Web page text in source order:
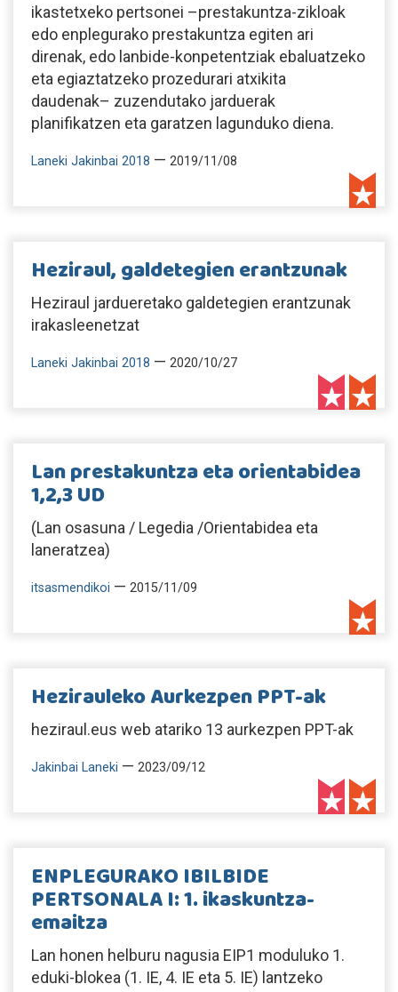
ikastetxeko pertsonei –prestakuntza-zikloak
edo enplegurako prestakuntza egiten ari
direnak, edo lanbide-konpetentziak ebaluatzeko
eta egiaztatzeko prozedurari atxikita
daudenak– zuzendutako jarduerak
planifikatzen eta garatzen lagunduko diena.
Laneki Jakinbai 2018 — 2019/11/08
Heziraul, galdetegien erantzunak
Heziraul jardueretako galdetegien erantzunak
irakasleenetzat
Laneki Jakinbai 2018 — 2020/10/27
Lan prestakuntza eta orientabidea
1,2,3 UD
(Lan osasuna / Legedia /Orientabidea eta
laneratzea)
itsasmendikoi — 2015/11/09
Hezirauleko Aurkezpen PPT-ak
heziraul.eus web atariko 13 aurkezpen PPT-ak
Jakinbai Laneki — 2023/09/12
ENPLEGURAKO IBILBIDE
PERTSONALA I: 1. ikaskuntza-
emaitza
Lan honen helburu nagusia EIP1 moduluko 1.
eduki-blokea (1. IE, 4. IE eta 5. IE) lantzeko